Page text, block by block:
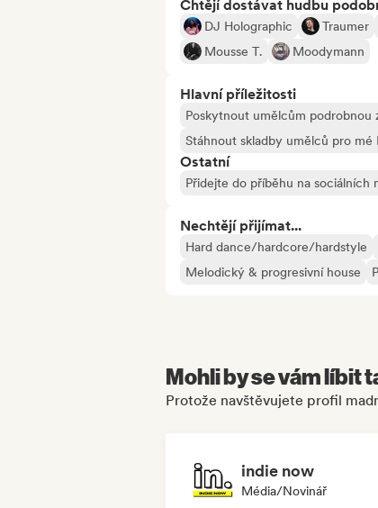
Chtějí dostávat hudbu
DJ Holographic Traumer
Mousse T.
Moodymann
Hlavní příležitosti
Poskytnout umělcům
Stáhnout skladby umělců pro mé
Ostatní
Přidejte do příběhu na sociálních
Nechtějí přijímat...
Hard dance/hardcore/hardstyle
Melodický & progresivní house
Mohli by se vám
Protože navštěvujete profil
indie now
Média/novinář